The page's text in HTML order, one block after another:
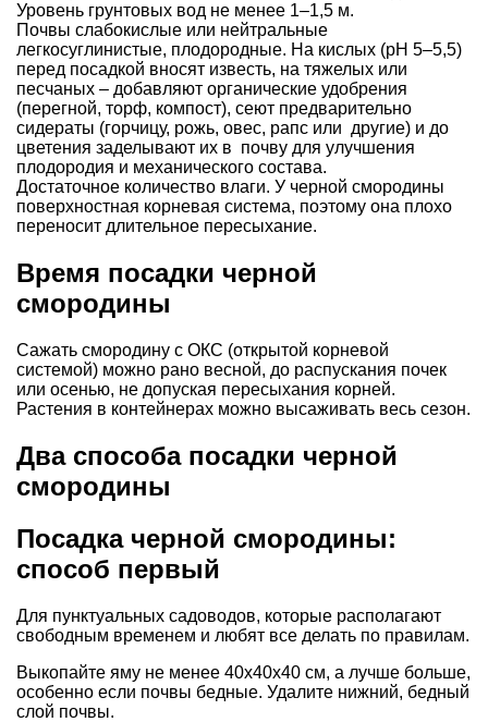
Уровень грунтовых вод не менее 1–1,5 м.
Почвы слабокислые или нейтральные
легкосуглинистые, плодородные. На кислых (pН 5–5,5)
перед посадкой вносят известь, на тяжелых или
песчаных – добавляют органические удобрения
(перегной, торф, компост), сеют предварительно
сидераты (горчицу, рожь, овес, рапс или другие) и до
цветения заделывают их в почву для улучшения
плодородия и механического состава.
Достаточное количество влаги. У черной смородины
поверхностная корневая система, поэтому она плохо
переносит длительное пересыхание.
Время посадки черной
смородины
Сажать смородину с ОКС (открытой корневой
системой) можно рано весной, до распускания почек
или осенью, не допуская пересыхания корней.
Растения в контейнерах можно высаживать весь сезон.
Два способа посадки черной
смородины
Посадка черной смородины:
способ первый
Для пунктуальных садоводов, которые располагают
свободным временем и любят все делать по правилам.
Выкопайте яму не менее 40х40х40 см, а лучше больше,
особенно если почвы бедные. Удалите нижний, бедный
слой почвы.